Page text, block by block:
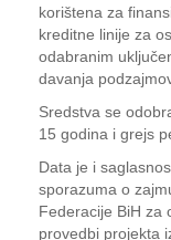
korištena za
kreditne linije za
odabranim
davanja
Sredstva se
15 godina i grejs
Data je i
sporazuma o
Federacije BiH za
provedbi projekta